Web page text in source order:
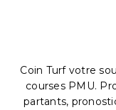
Coin Turf votre
courses PMU.
partants,